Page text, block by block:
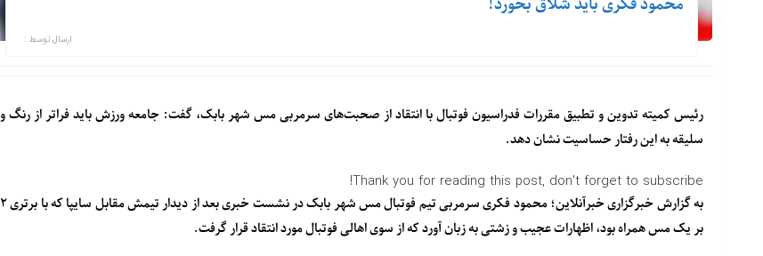
محمود فکری باید شلاق بخورد!
ارسال توسط :
رئیس کمیته تدوین و تطبیق مقررات فدراسیون فوتبال با انتقاد از صحبت‌های سرمربی مس شهر بابک، گفت: جامعه ورزش باید فراتر از رنگ‌ و
سلیقه به این رفتار حساسیت نشان دهد.
Thank you for reading this post, don't forget to subscribe!
به گزارش خبرگزاری خبرآنلاین؛ محمود فکری سرمربی تیم فوتبال مس شهر بابک در نشست خبری بعد از دیدار تیمش مقابل سایپا که با برتری ۲
بر یک مس همراه بود، اظهارات عجیب و زشتی به زبان آورد که از سوی اهالی فوتبال مورد انتقاد قرار گرفت.